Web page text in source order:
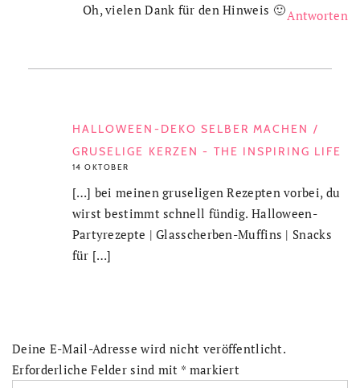
Oh, vielen Dank für den Hinweis 🙂
HALLOWEEN-DEKO SELBER MACHEN /
GRUSELIGE KERZEN - THE INSPIRING LIFE
14 OKTOBER
Antworten
[…] bei meinen gruseligen Rezepten vorbei, du
wirst bestimmt schnell fündig. Halloween-
Partyrezepte | Glasscherben-Muffins | Snacks
für […]
Deine E-Mail-Adresse wird nicht veröffentlicht.
Erforderliche Felder sind mit * markiert